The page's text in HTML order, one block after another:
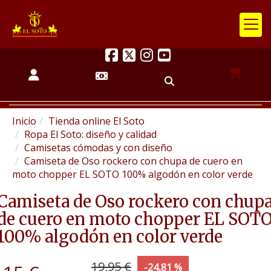
Inicio
Tienda online El Soto
Ropa El Soto: diseño y calidad
Camisetas cómodas y con diseño
Camiseta de Oso rockero con chupa de cuero en
moto chopper EL SOTO 100% algodón en color verde
de Oso rockero con
cuero en moto chopper EL
algodón en color verde
19,95 € -24,81 %